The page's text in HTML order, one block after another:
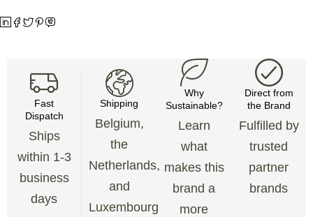
Fast
Dispatch
Ships
within 1-3
business
days
Shipping
Belgium,
the
Netherlands,
and
Luxembourg
Why
Sustainable?
Learn
what
makes this
brand a
more
Direct from
the Brand
Fulfilled by
trusted
partner
brands